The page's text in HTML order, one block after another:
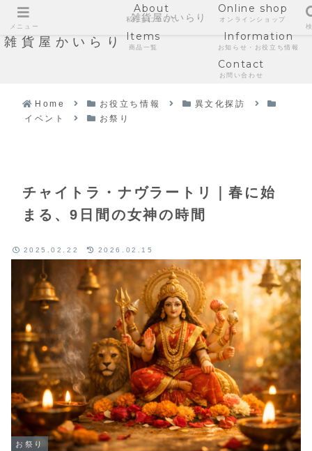
雑貨屋かいらり
About
私たちについて
Online shop
オンラインショップ
Items
商品一覧
Information
お知らせ・お役立ち情報
Contact
お問い合わせ
Home お役立ち情報
異文化探訪
イベント
お祭り
チャイトラ・ナヴラートリ｜春に始
まる、9日間の女神の時間
お祭り
2025.02.22 2026.02.15
メニュー
雑貨屋かいらり